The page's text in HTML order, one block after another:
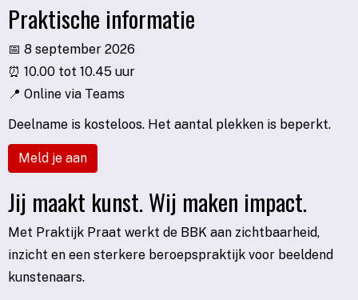
Praktische informatie
📅 8 september 2026
⏰ 10.00 tot 10.45 uur
📍 Online via Teams
Deelname is kosteloos. Het aantal plekken is beperkt.
Meld je aan
Jij maakt kunst. Wij maken impact.
Met Praktijk Praat werkt de BBK aan zichtbaarheid,
inzicht en een sterkere beroepspraktijk voor beeldend
kunstenaars.